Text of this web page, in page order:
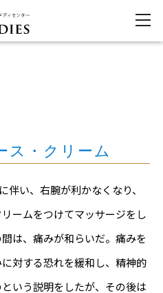
ス・クリーム
伴い、右腕が利かなくなり、
ームをつけてマッサージをし
は、痛みが和らいだ。痛みを
対する恐れを緩和し、精神的
いう説明をしたが、その後は